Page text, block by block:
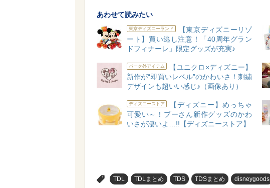
あわせて読みたい
東京ディズニーランド
【東京ディズニーリゾ
ート】買い逃し注意！「40周年グラン
ドフィナーレ」限定グッズが充実♪
パーク外アイテム
【ユニクロ×ディズニー】
新作が“即買いレベル”のかわいさ！刺繍
デザインも超いい感じ♪（画像あり）
ディズニーストア
【ディズニー】めっちゃ
可愛い～！プーさん新作グッズのかわ
いさが凄いよ…!!【ディズニーストア】
TDL TDLまとめ TDS TDSまとめ disneygoods